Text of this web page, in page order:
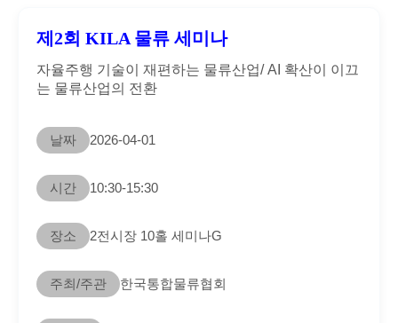
제2회 KILA 물류 세미나
자율주행 기술이 재편하는 물류산업/ AI 확산이 이끄
는 물류산업의 전환
날짜 2026-04-01
시간 10:30-15:30
장소 2전시장 10홀 세미나G
주최/주관 한국통합물류협회